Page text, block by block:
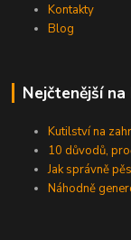
Kontakty
Blog
Nejčtenější
Kutilství na
10 důvodů,
Jak správně
Náhodně